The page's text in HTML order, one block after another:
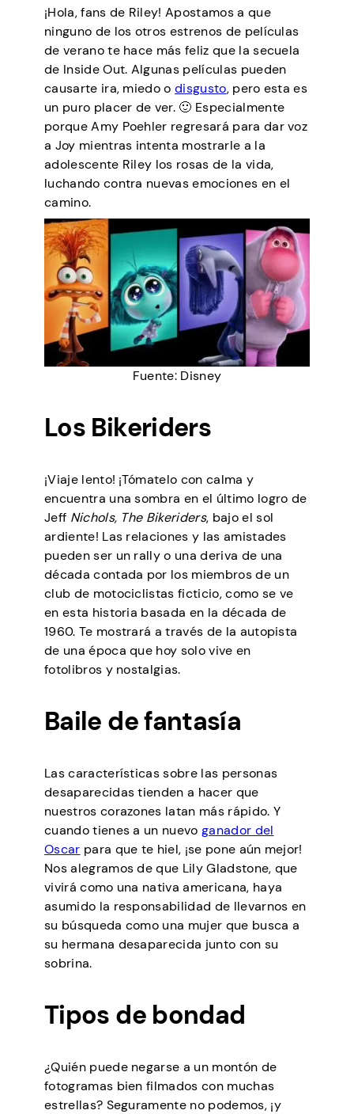
¡Hola, fans de Riley! Apostamos a que
ninguno de los otros estrenos de películas
de verano te hace más feliz que la secuela
de Inside Out. Algunas películas pueden
causarte ira, miedo odisgusto, pero esta es
un puro placer de ver. 🙂 Especialmente
porque Amy Poehler regresará para dar voz
a Joy mientras intenta mostrarle a la
adolescente Riley los rosas de la vida,
luchando contra nuevas emociones en el
camino.
Fuente: Disney
Los Bikeriders
¡Viaje lento! ¡Tómatelo con calma y
encuentra una sombra en el último logro de
Jeff Nichols, The Bikeriders, bajo el sol
ardiente! Las relaciones y las amistades
pueden ser un rally o una deriva de una
década contada por los miembros de un
club de motociclistas ficticio, como se ve
en esta historia basada en la década de
1960. Te mostrará a través de la autopista
de una época que hoy solo vive en
fotolibros y nostalgias.
Baile de fantasía
Las características sobre las personas
desaparecidas tienden a hacer que
nuestros corazones latan más rápido. Y
cuando tienes a un nuevoganador del
Oscar para que te hiel, ¡se pone aún mejor!
Nos alegramos de que Lily Gladstone, que
vivirá como una nativa americana, haya
asumido la responsabilidad de llevarnos en
su búsqueda como una mujer que busca a
su hermana desaparecida junto con su
sobrina.
Tipos de bondad
¿Quién puede negarse a un montón de
fotogramas bien filmados con muchas
estrellas? Seguramente no podemos, ¡y